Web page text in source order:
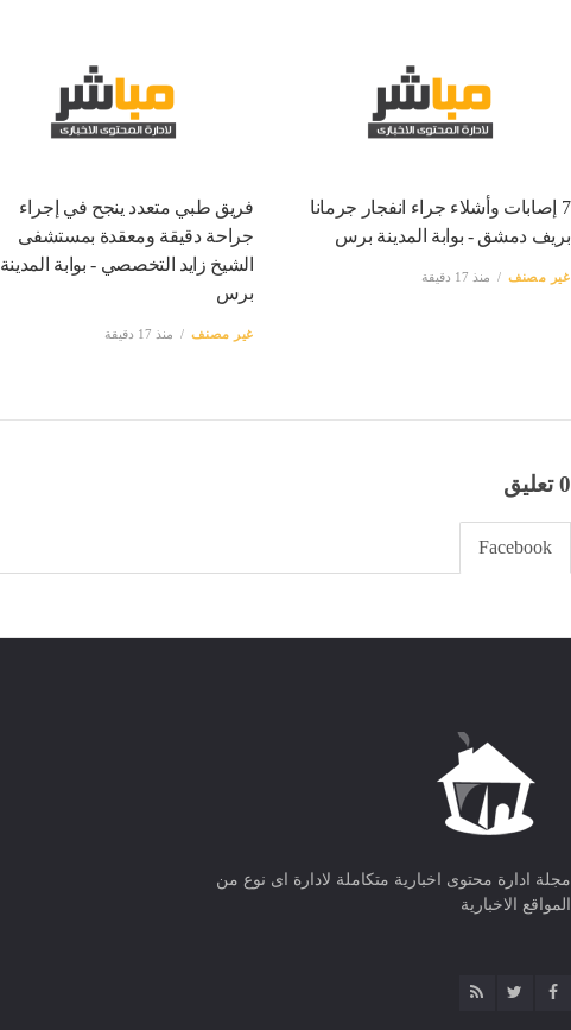
7 إصابات وأشلاء جراء انفجار جرمانا
بريف دمشق - بوابة المدينة برس
غير مصنف منذ 17 دقيقة
فريق طبي متعدد ينجح في إجراء
جراحة دقيقة ومعقدة بمستشفى
الشيخ زايد التخصصي - بوابة المدينة
برس
غير مصنف منذ 17 دقيقة
0 تعليق
Facebook
مجلة ادارة محتوى اخبارية متكاملة لادارة اى نوع من
المواقع الاخبارية